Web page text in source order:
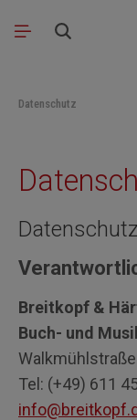
Skip to main content
Datenschutz
Breitkopf &
Buch- und
Tel: (+49) 611